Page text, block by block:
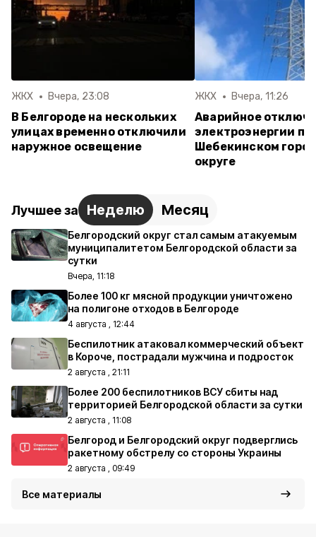
ЖКХ Вчера, 23:08
В Белгороде на нескольких
улицах временно отключили
наружное освещение
ЖКХ Вчера, 11:26
Аварийное
электроэнергии
Шебекинском
округе
Лучшее за Неделю Месяц
Белгородский округ стал самым атакуемым
муниципалитетом Белгородской области за
сутки
Вчера, 11:18
Более 100 кг мясной продукции уничтожено
на полигоне отходов в Белгороде
4 августа , 12:44
Беспилотник атаковал коммерческий объект
в Короче, пострадали мужчина и подросток
2 августа , 21:11
Более 200 беспилотников ВСУ сбиты над
территорией Белгородской области за сутки
2 августа , 11:08
Белгород и Белгородский округ подверглись
ракетному обстрелу со стороны Украины
2 августа , 09:49
Все материалы